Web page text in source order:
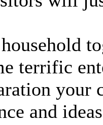
terrific
your
and